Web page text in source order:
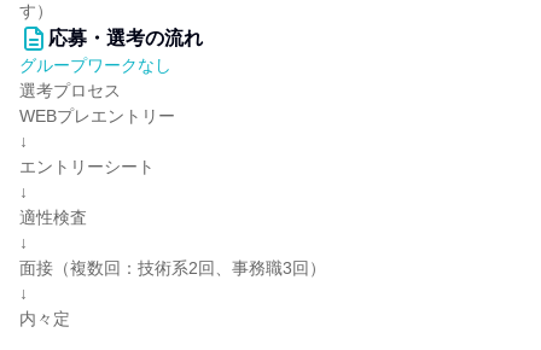
す）
応募・選考の流れ
グループワークなし
選考プロセス
WEBプレエントリー
↓
エントリーシート
↓
適性検査
↓
面接（複数回：技術系2回、事務職3回）
↓
内々定